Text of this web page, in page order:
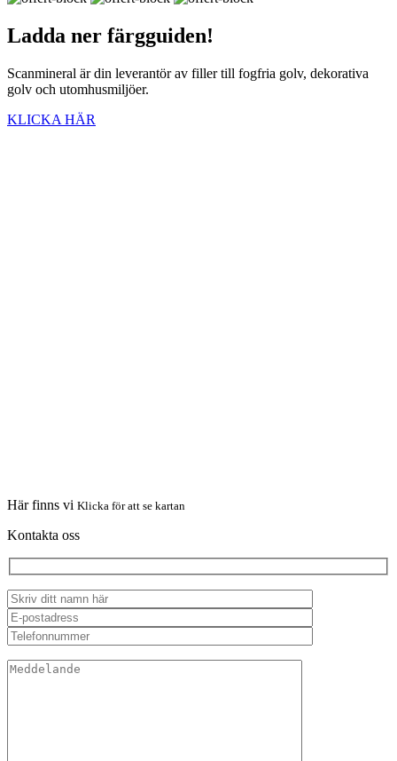
Ladda ner färgguiden!
Scanmineral är din leverantör av filler till fogfria golv, dekorativa
golv och utomhusmiljöer.
KLICKA HÄR
Här finns vi Klicka för att se kartan
Kontakta oss